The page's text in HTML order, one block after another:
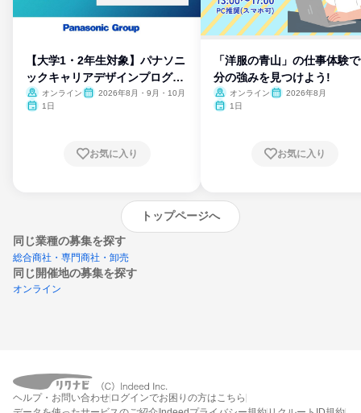
【大学1・2年生対象】パナソニ
ックキャリアデザインプログラ
ム
オンライン
2026年8月・9月・10月
1日
お気に入り
「洋服の青山」の仕事体験
分の強みを見つけよう!
オンライン
2026年8月
1日
お気に入り
トップページへ
同じ業種の募集を探す
総合商社・専門商社・卸売
同じ開催地の募集を探す
オンライン
締切：なし
ヘルプ・お問い合わせ ログインでお困りの方はこちら